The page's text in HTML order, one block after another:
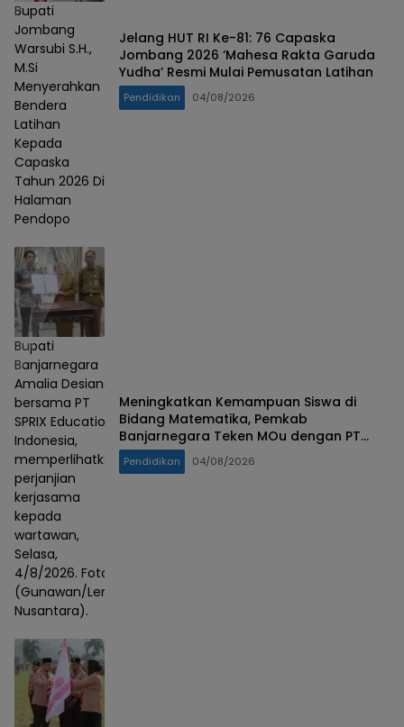
Bupati
Jombang
Warsubi S.H.,
M.Si
Menyerahkan
Bendera
Latihan
Kepada
Capaska
Tahun 2026 Di
Halaman
Pendopo
Jelang HUT RI Ke-81: 76 Capaska
Jombang 2026 ‘Mahesa Rakta Garuda
Yudha’ Resmi Mulai Pemusatan Latihan
Pendidikan 04/08/2026
Bupati
Banjarnegara
Amalia Desiana
bersama PT
SPRIX Education
Indonesia,
memperlihatkan
perjanjian
kerjasama
kepada
wartawan,
Selasa,
4/8/2026. Foto :
(Gunawan/Lensa
Nusantara).
Meningkatkan Kemampuan Siswa di
Bidang Matematika, Pemkab
Banjarnegara Teken MOu dengan PT
SPRIX Asal Jepang
Pendidikan 04/08/2026